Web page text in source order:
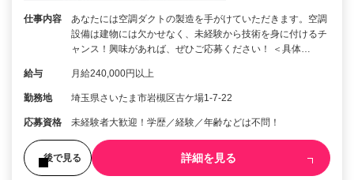
仕事内容
あなたには空調ダクトの製造を手がけていただきます。空調
設備は建物には欠かせなく、未経験から技術を身に付けるチ
ャンス！興味があれば、ぜひご応募ください！ ＜具体…
給与 月給240,000円以上
勤務地 埼玉県さいたま市岩槻区古ケ場1-7-22
応募資格 未経験者大歓迎！学歴／経験／年齢などは不問！
後で見る 詳細を見る